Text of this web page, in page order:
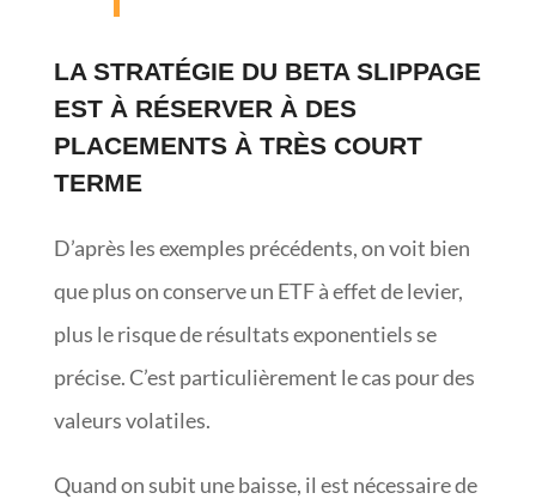
LA STRATÉGIE DU BETA SLIPPAGE
EST À RÉSERVER À DES
PLACEMENTS À TRÈS COURT
TERME
D’après les exemples précédents, on voit bien
que plus on conserve un ETF à effet de levier,
plus le risque de résultats exponentiels se
précise. C’est particulièrement le cas pour des
valeurs volatiles.
Quand on subit une baisse, il est nécessaire de